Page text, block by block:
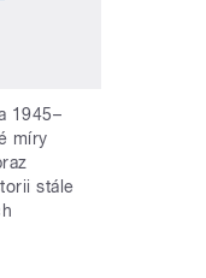
1945–
míry
stále